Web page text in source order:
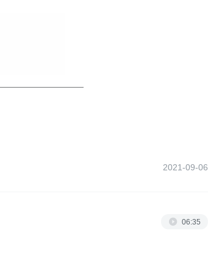
2021-09-06
06:35